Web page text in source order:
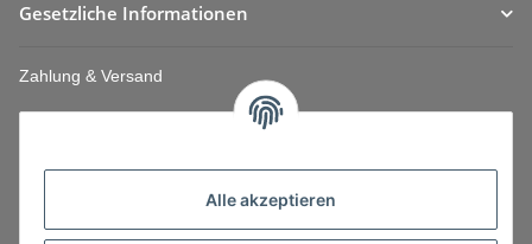
Alle akzeptieren
Gesetzliche Informationen
Zahlung & Versand